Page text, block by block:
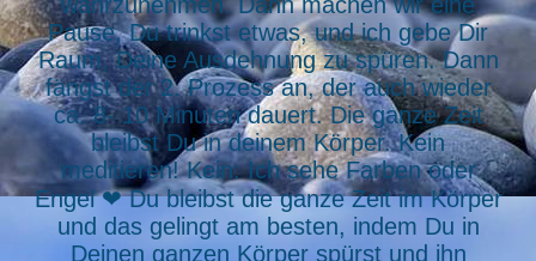
Pause, Du trinkst etwas, und ich gebe Dir
Raum, Deine Ausdehnung zu spüren. Dann
fängst der 2. Prozess an, der auch wieder
ca. 8- 10 Minuten dauert. Die ganze Zeit
bleibst Du in deinem Körper. Kein
meditieren! Kein: Ich sehe Farben oder
Engel ❤ Du bleibst die ganze Zeit im Körper
und das gelingt am besten, indem Du in
Deinen ganzen Körper spürst und ihn